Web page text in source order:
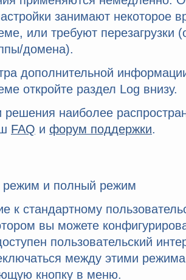
занимают некоторое
или требуют перезагрузки
домена).
дополнительной
откройте раздел Log внизу.
решения наиболее
FAQ и форум поддержки.
режим и полный режим
к стандартному
вы можете
пользовательский
между этими
кнопку в меню.